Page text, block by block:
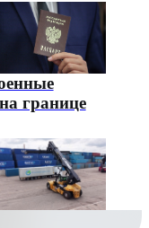
границе